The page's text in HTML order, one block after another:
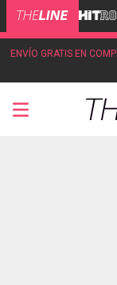
ENVÍO GRATIS EN